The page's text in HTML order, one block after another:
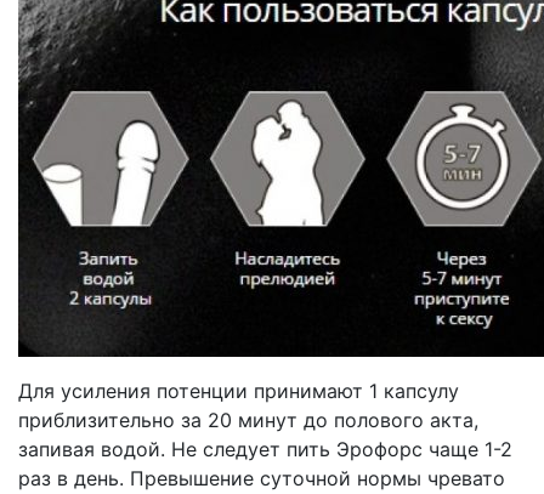
Для усиления потенции принимают 1 капсулу
приблизительно за 20 минут до полового акта,
запивая водой. Не следует пить Эрофорс чаще 1-2
раз в день. Превышение суточной нормы чревато